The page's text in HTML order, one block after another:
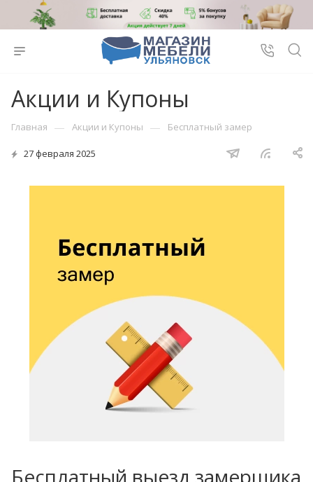
Акции и Купоны
Главная — Акции и Купоны — Бесплатный замер
27 февраля 2025
Бесплатный выезд замерщика